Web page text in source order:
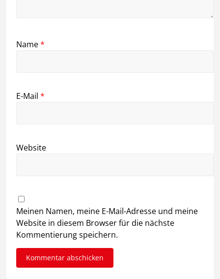
Name*
E-Mail*
Website
Meinen Namen, meine E-Mail-Adresse und meine
Website in diesem Browser für die nächste
Kommentierung speichern.